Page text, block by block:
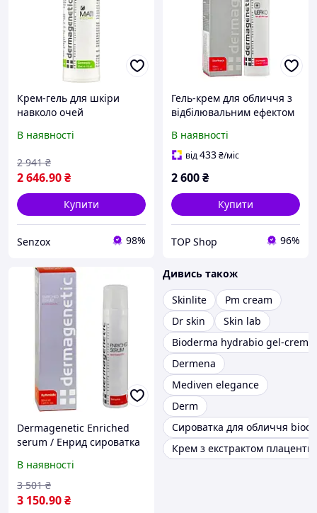
Крем-гель для шкіри
навколо очей
Mati Eye Serum 30ml
В наявності
2 646.90₴
2 941 ₴
Купити
Senzox 98%
Гель-крем для обличчя з
відбілювальним ефектом
Repair Lefko Cream
В наявності
від433₴/міс
2 600₴
Купити
TOP Shop 96%
Dermagenetic Enriched
serum / Енрид сироватка
В наявності
3 150.90₴
3 501 ₴
Дивись також
Skinlite
Pm cream
Dr skin
Skin lab
Bioderma hydrabio gel-creme
Dermena
Mediven elegance
Derm
Сироватка для обличчя
Крем з екстрактом